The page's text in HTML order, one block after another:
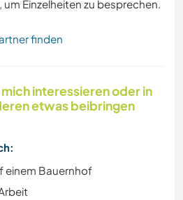
Einzelheiten zu besprechen.
finden
interessieren oder in
etwas beibringen
einem Bauernhof